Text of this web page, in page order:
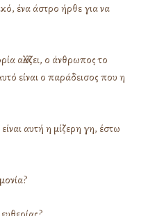
ένα άστρο ήρθε για να
αλλάζει, ο άνθρωπος το
είναι ο παράδεισος που η
αυτή η μίζερη γη, έστω